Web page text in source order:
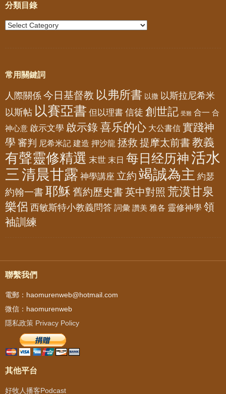
分類目錄
常用關鍵詞
人際關係 今日基督教 以弗所書 以撒 以斯拉尼希米
以斯帖 以賽亞書 但以理書 信徒 創世記 受難 合一 合
神心意 啟示文學 啟示錄喜乐的心 大公書信 實踐神
學 審判 尼希米記 建造 押沙龍 拯救 提摩太前書 教義
有聲靈修精選 末世 末日 每日经历神活水
三 清晨甘露 神學講座 立約 竭誠為主 約瑟
約翰一書耶穌 舊約歷史書 英中對照 荒漠甘泉
樂侶 西敏斯特小教義問答 詞彙 讚美 雅各 靈修神學 領
袖訓練
聯繫我們
電郵：haomurenweb@hotmail.com
微信：haomurenweb
隱私政策 Privacy Policy
其他平台
好牧人播客Podcast